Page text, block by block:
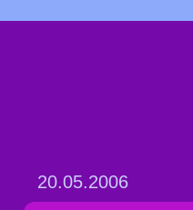
20.05.2006